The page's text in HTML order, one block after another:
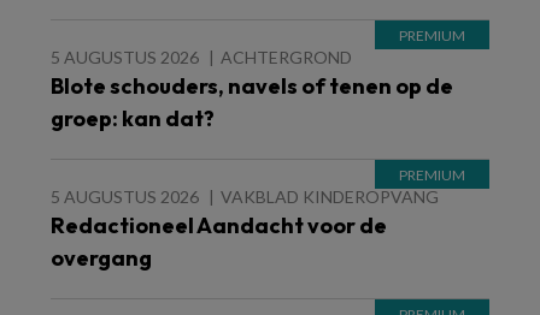
5 AUGUSTUS 2026 ACHTERGROND
Blote schouders, navels of tenen op de
groep: kan dat?
5 AUGUSTUS 2026 VAKBLAD KINDEROPVANG
Redactioneel Aandacht voor de
overgang